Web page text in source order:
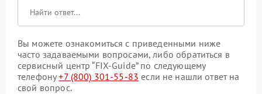
Вы можете ознакомиться с приведенными ниже
часто задаваемыми вопросами, либо обратиться в
сервисный центр “FIX-Guide” по следующему
телефону+7 (800) 301-55-83 если не нашли ответ на
свой вопрос.